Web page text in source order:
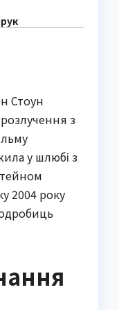
Стоун
з
у шлюбі з
2004 року